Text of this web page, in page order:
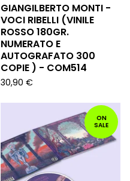
GIANGILBERTO MONTI -
VOCI RIBELLI (VINILE
ROSSO 180GR.
NUMERATO E
AUTOGRAFATO 300
COPIE ) - COM514
30,90 €
ON
SALE